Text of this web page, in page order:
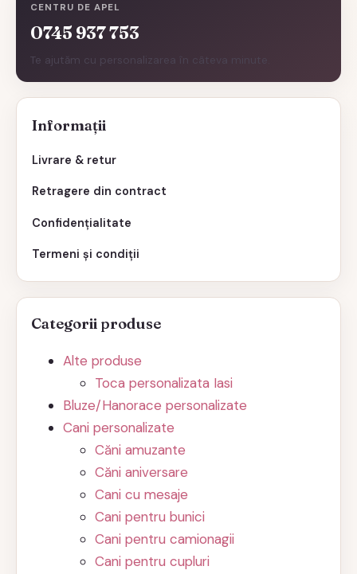
CENTRU DE APEL
0745 937 753
Te ajutăm cu personalizarea în câteva minute.
Informații
Livrare & retur
Retragere din contract
Confidențialitate
Termeni și condiții
Categorii produse
Alte produse
Toca personalizata Iasi
Bluze/Hanorace personalizate
Cani personalizate
Căni amuzante
Căni aniversare
Cani cu mesaje
Cani pentru bunici
Cani pentru camionagii
Cani pentru cupluri